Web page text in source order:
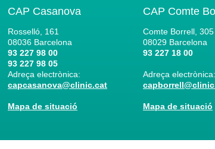
CAP Casanova
Rosselló, 161
08036 Barcelona
93 227 98 00
93 227 98 05
Adreça electrònica:
capcasanova@clinic.cat
Mapa de situació
CAP Comte
Comte Borrell, 305
08029 Barcelona
93 227 18 00
Adreça electrònica:
Mapa de situació